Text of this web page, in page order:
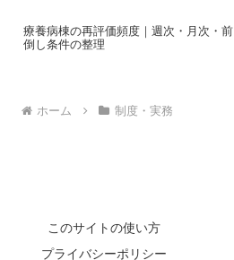
療養病棟の再評価頻度｜週次・月次・前
倒し条件の整理
ホーム 制度・実務
このサイトの使い方
プライバシーポリシー